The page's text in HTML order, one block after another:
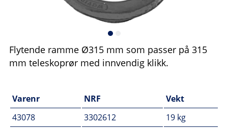
Flytende ramme Ø315 mm som passer på 315
mm teleskoprør med innvendig klikk.
Varenr NRF
Vekt
43078
3302612 19 kg